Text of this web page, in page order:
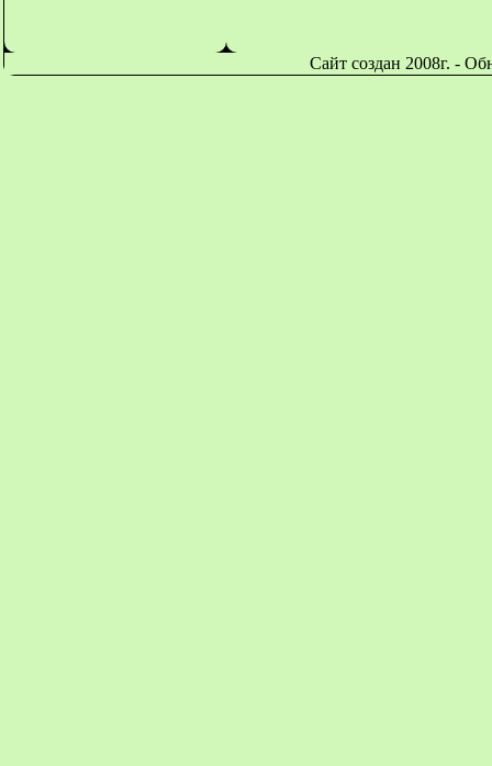
Сайт создан 2008г. -